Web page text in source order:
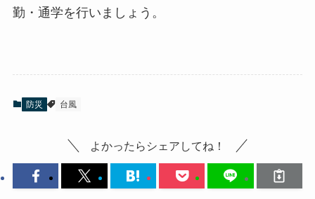
勤・通学を行いましょう。
防災 台風
よかったらシェアしてね！